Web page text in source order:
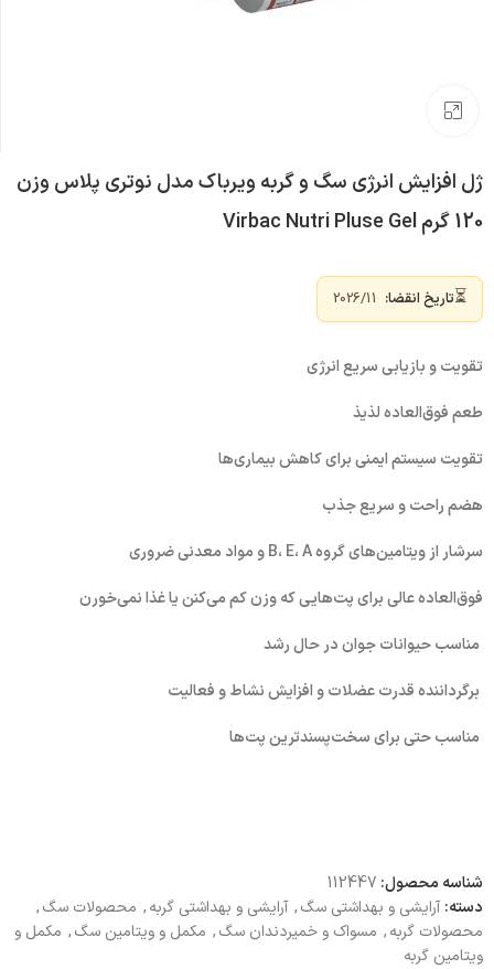
ژل افزایش انرژی سگ و گربه ویرباک مدل نوتری پلاس وزن
120 گرم Virbac Nutri Pluse Gel
⏳تاریخ انقضا:
تقویت و بازیابی سریع انرژی
طعم فوق‌العاده لذیذ
تقویت سیستم ایمنی برای کاهش بیماری‌ها
هضم راحت و سریع جذب
سرشار از ویتامین‌های گروه B، E، A و مواد معدنی ضروری
فوق‌العاده عالی برای پت‌هایی که وزن کم می‌کنن یا غذا نمی‌خورن
مناسب حیوانات جوان در حال رشد
برگرداننده قدرت عضلات و افزایش نشاط و فعالیت
مناسب حتی برای سخت‌پسندترین پت‌ها
شناسه محصول: 112447
دسته: آرایشی و بهداشتی سگ, آرایشی و بهداشتی گربه, محصولات سگ,
محصولات گربه, مسواک و خمیردندان سگ, مکمل و ویتامین سگ, مکمل و
ویتامین گربه